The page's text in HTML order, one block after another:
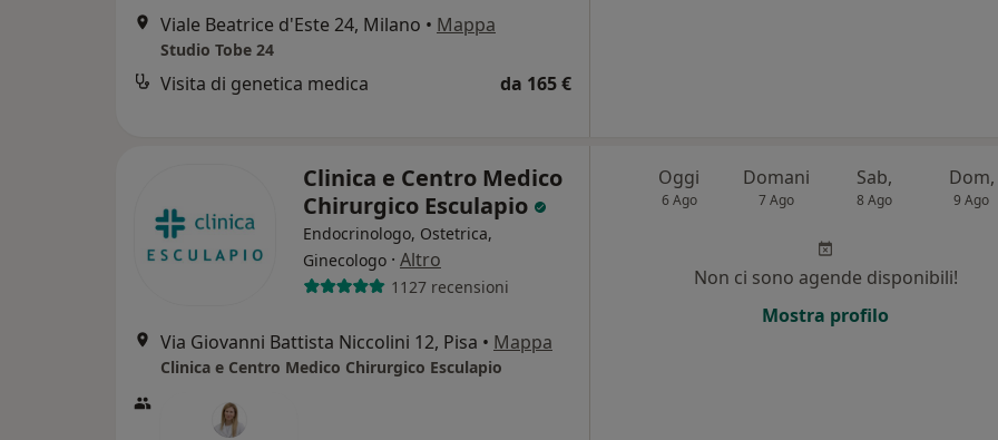
Viale Beatrice d'Este 24, Milano • Mappa
Studio Tobe 24
Visita di genetica medica da 165 €
Clinica e Centro Medico
Chirurgico Esculapio
Endocrinologo, Ostetrica,
Ginecologo · Altro
1127 recensioni
Via Giovanni Battista Niccolini 12, Pisa • Mappa
Clinica e Centro Medico Chirurgico Esculapio
Oggi
6 Ago
Domani
7 Ago
Sab,
8 Ago
Dom,
9 Ago
Non ci sono agende disponibili!
Mostra profilo